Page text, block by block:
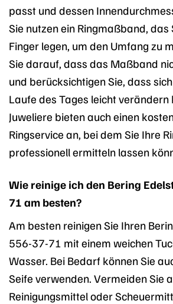
passt und dessen
Sie nutzen ein Ringmaßband, das
Finger legen, um den Umfang zu
Sie darauf, dass das Maßband
und berücksichtigen Sie, dass
Laufe des Tages leicht verändern
Juweliere bieten auch einen
Ringservice an, bei dem Sie Ihre
professionell ermitteln lassen
Wie reinige ich den Bering
71 am besten?
Am besten reinigen Sie Ihren
556-37-71 mit einem weichen
Wasser. Bei Bedarf können Sie
Seife verwenden. Vermeiden Sie
Reinigungsmittel oder